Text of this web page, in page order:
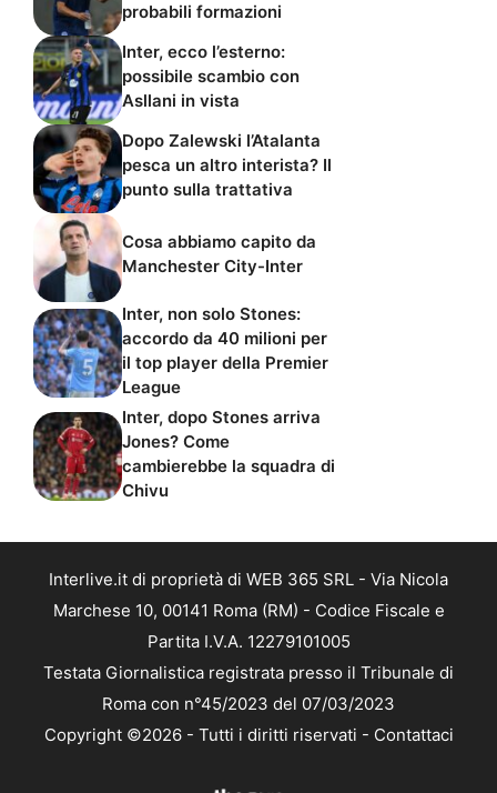
probabili formazioni
Inter, ecco l’esterno:
possibile scambio con
Asllani in vista
Dopo Zalewski l’Atalanta
pesca un altro interista? Il
punto sulla trattativa
Cosa abbiamo capito da
Manchester City-Inter
Inter, non solo Stones:
accordo da 40 milioni per
il top player della Premier
League
Inter, dopo Stones arriva
Jones? Come
cambierebbe la squadra di
Chivu
Interlive.it di proprietà di WEB 365 SRL - Via Nicola
Marchese 10, 00141 Roma (RM) - Codice Fiscale e
Partita I.V.A. 12279101005
Testata Giornalistica registrata presso il Tribunale di
Roma con n°45/2023 del 07/03/2023
Copyright ©2026 - Tutti i diritti riservati - Contattaci